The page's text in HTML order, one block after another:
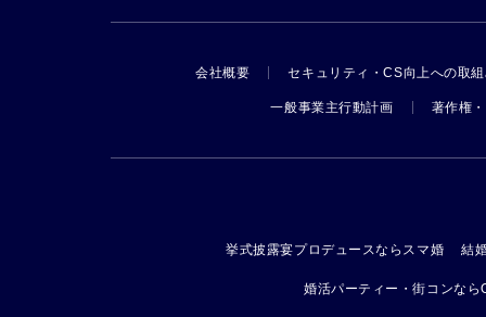
会社概要 セキュリティ・CS向上への取
一般事業主行動計画 著作権
挙式披露宴プロデュースならスマ婚 結
婚活パーティー・街コンなら